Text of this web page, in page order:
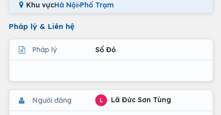
Khu vựcHà Nội›Phố Trạm
Pháp lý & Liên hệ
Pháp lý Sổ Đỏ
Người đăng L Lã Đức Sơn Tùng